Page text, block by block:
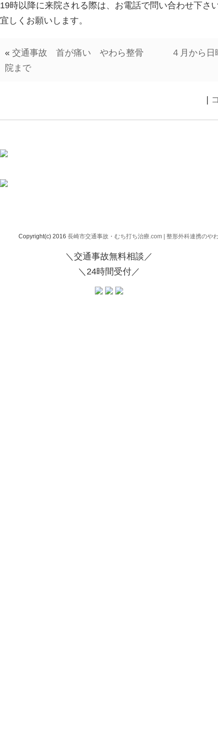
19時以降に来院される際は、お電話で問い合わせ下さ
宜しくお願いします。
４月から
« 交通事故 首が痛い やわら整骨
院まで
Copyright(c) 2016 長崎市交通事故・むち打ち治療.com | 整形外科連携のや
＼交通事故無料相談／
＼24時間受付／